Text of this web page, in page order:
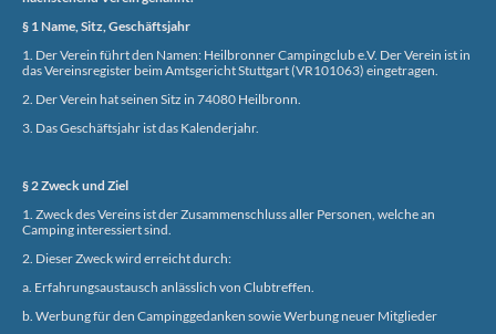
§ 1 Name, Sitz, Geschäftsjahr
1. Der Verein führt den Namen: Heilbronner Campingclub e.V. Der Verein ist in
das Vereinsregister beim Amtsgericht Stuttgart (VR101063) eingetragen.
2. Der Verein hat seinen Sitz in 74080 Heilbronn.
3. Das Geschäftsjahr ist das Kalenderjahr.
§ 2 Zweck und Ziel
1. Zweck des Vereins ist der Zusammenschluss aller Personen, welche an
Camping interessiert sind.
2. Dieser Zweck wird erreicht durch:
a. Erfahrungsaustausch anlässlich von Clubtreffen.
b. Werbung für den Campinggedanken sowie Werbung neuer Mitglieder